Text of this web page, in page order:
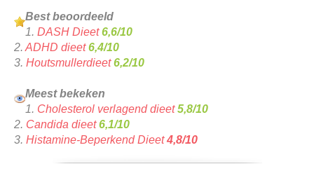
Best beoordeeld
1. DASH Dieet 6,6/10
2. ADHD dieet 6,4/10
3. Houtsmullerdieet 6,2/10
Meest bekeken
1. Cholesterol verlagend dieet 5,8/10
2. Candida dieet 6,1/10
3. Histamine-Beperkend Dieet 4,8/10